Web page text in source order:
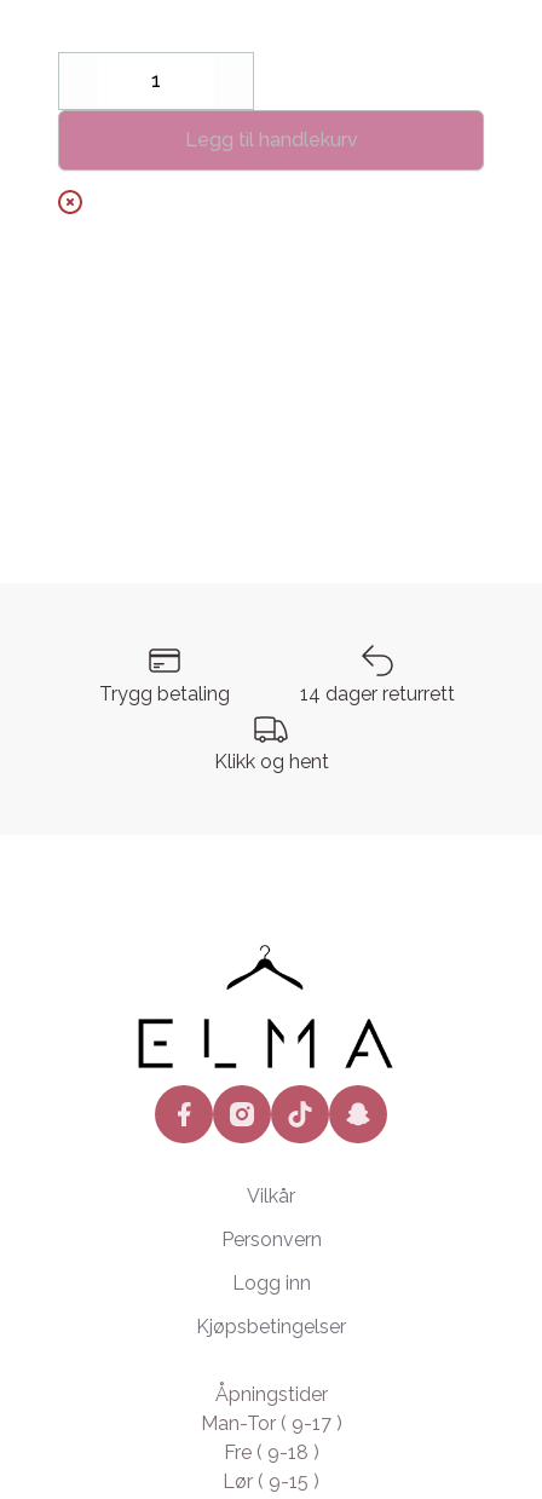
Decrease
Legg til handlekurv
Trygg betaling 14 dager returrett
Klikk og hent
facebookinstagramtiktok snapchat
Vilkår
Personvern
Logg inn
Kjøpsbetingelser
Åpningstider
Man-Tor ( 9-17 )
Fre ( 9-18 )
Lør ( 9-15 )